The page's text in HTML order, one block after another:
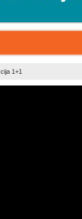
1+1